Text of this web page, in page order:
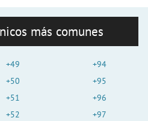
más comunes
+49
+50
+51
+52
+94
+95
+96
+97